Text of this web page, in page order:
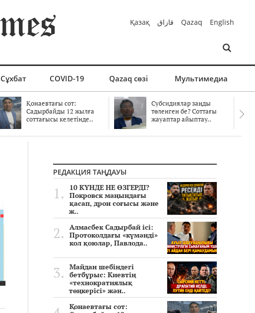
Қазақ قازاق Qazaq English
Сұхбат COVID-19 Qazaq сөзі Мультимедиа
Қонаевтағы сот:
Садырбайды 12 жылға
соттағысы келетінде..
Субсидиялар заңды
төленген бе? Соттағы
жауаптар айыптау..
РЕДАКЦИЯ ТАҢДАУЫ
10 КҮНДЕ НЕ ӨЗГЕРДІ?
Покровск маңындағы
қасап, дрон соғысы және
ж..
Алмасбек Садырбай ісі:
Протоколдағы «күмәнді»
кол қоюлар, Павлода..
Майдан шебіндегі
бетбұрыс: Киевтің
«технократиялық
төңкерісі» жән..
Қонаевтағы сот: